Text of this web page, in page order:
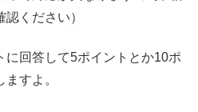
ください）
に回答して5ポイントとか10ポ
すよ。